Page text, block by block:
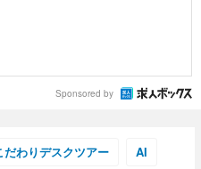
Sponsored by
だわりデスクツアー AI